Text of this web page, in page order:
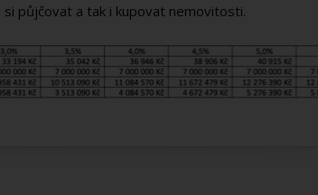
půjčovat a tak i kupovat nemovitosti.